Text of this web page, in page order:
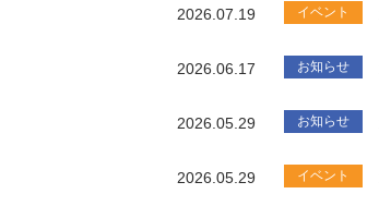
2026.07.19 イベント
2026.06.17 お知らせ
2026.05.29 お知らせ
2026.05.29 イベント